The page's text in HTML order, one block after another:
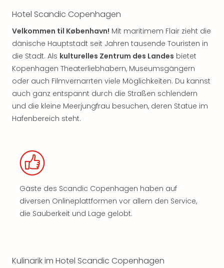
Hotel Scandic Copenhagen
Velkommen til København! Mit maritimem Flair zieht die
dänische Hauptstadt seit Jahren tausende Touristen in
die Stadt. Als kulturelles Zentrum des Landes bietet
Kopenhagen Theaterliebhabern, Museumsgängern
oder auch Filmvernarrten viele Möglichkeiten. Du kannst
auch ganz entspannt durch die Straßen schlendern
und die kleine Meerjungfrau besuchen, deren Statue im
Hafenbereich steht.
Gäste des Scandic Copenhagen haben auf
diversen Onlineplattformen vor allem den Service,
die Sauberkeit und Lage gelobt.
Kulinarik im Hotel Scandic Copenhagen